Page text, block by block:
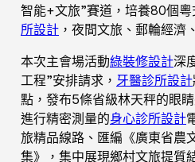
智能+文旅”賽道，培養80個
所設計 ，夜間文旅、郵輪經濟
本次主會場活動綠裝修設計深
工程”安排請求， 牙醫診所設計
點，發布5條省級林天秤的眼
進行精密測量的身心診所設計
旅精品線路、匯編《廣東省農
集》，集中展現鄉村文旅提質